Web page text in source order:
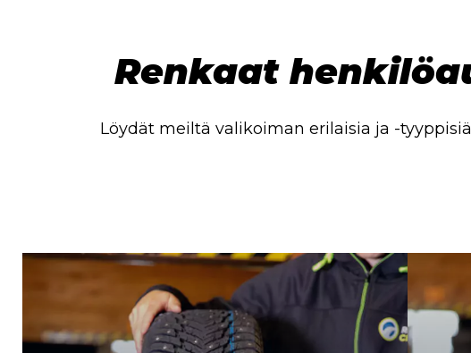
Renkaat
Löydät meiltä valikoiman erilaisia ja -